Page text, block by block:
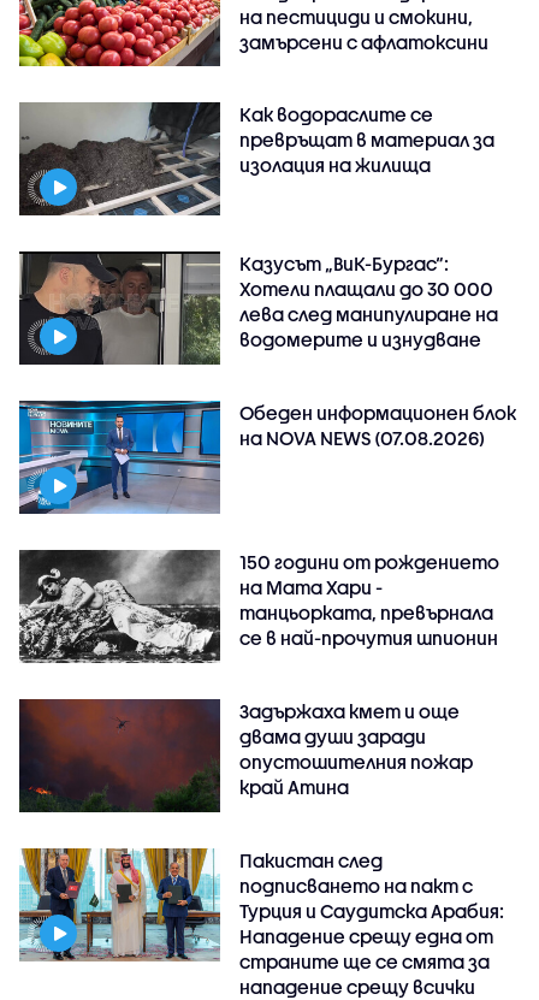
на пестициди и смокини,
замърсени с афлатоксини
Как водораслите се
превръщат в материал за
изолация на жилища
Казусът „ВиК-Бургас“:
Хотели плащали до 30 000
лева след манипулиране на
водомерите и изнудване
Обеден информационен блок
на NOVA NEWS (07.08.2026)
150 години от рождението
на Мата Хари -
танцьорката, превърнала
се в най-прочутия шпионин
Задържаха кмет и още
двама души заради
опустошителния пожар
край Атина
Пакистан след
подписването на пакт с
Турция и Саудитска Арабия:
Нападение срещу една от
страните ще се смята за
нападение срещу всички